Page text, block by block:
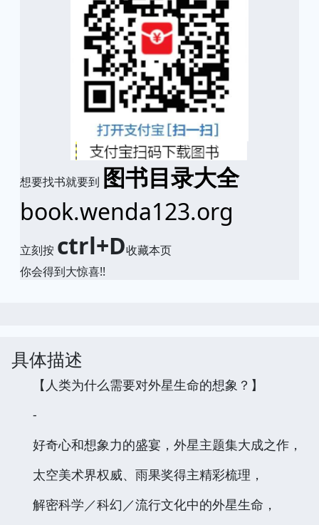
想要找书就要到 图书目录大全
book.wenda123.org
立刻按 ctrl+D收藏本页
你会得到大惊喜!!
具体描述
【人类为什么需要对外星生命的想象？】
-
好奇心和想象力的盛宴，外星主题集大成之作，
太空美术界权威、雨果奖得主精彩梳理，
解密科学／科幻／流行文化中的外星生命，